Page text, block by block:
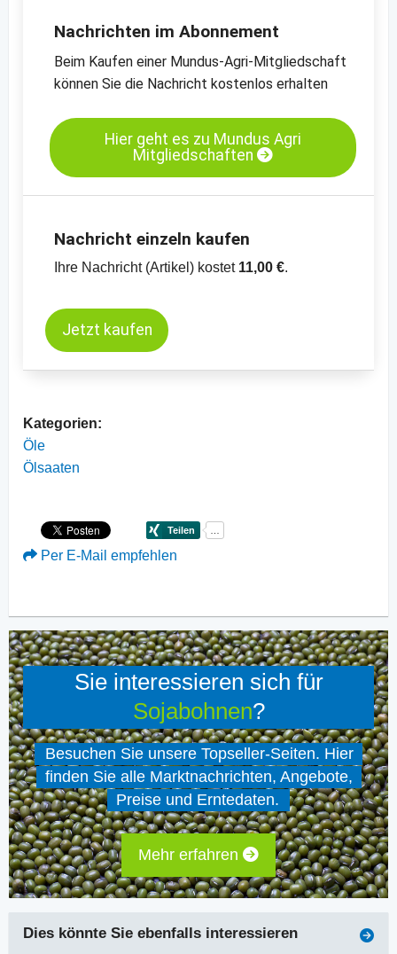
Exportdaten
- Sojaschrot und Sojaölpreise
- Preischarts zum Kassamarkt in Holland und
-
Preischart Sojaschrot, kurzfristige Termine,
CBoT
Preischart Sojabohnen, getrocknet,
Nachrichten im Abonnement
Beim Kaufen einer Mundus-Agri-Mitgliedschaft
können Sie die Nachricht kostenlos erhalten
Hier geht es zu Mundus Agri
Mitgliedschaften
Nachricht einzeln kaufen
Ihre Nachricht (Artikel) kostet 11,00 €.
Jetzt kaufen
Kategorien:
Öle
Ölsaaten
Per E-Mail empfehlen
Sie interessieren sich für
Sojabohnen?
Besuchen Sie unsere Topseller-Seiten. Hier
finden Sie alle Marktnachrichten, Angebote,
Preise und Erntedaten.
Mehr erfahren
Dies könnte Sie ebenfalls interessieren